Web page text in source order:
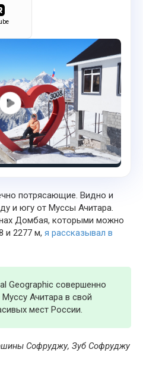
потрясающие. Видно и
и югу от Муссы Ачитара.
Домбая, которыми можно
и 2277 м, я рассказывал в
Geographic совершенно
Ачитара в свой
мест России.
Софруджу, Зуб Софруджу